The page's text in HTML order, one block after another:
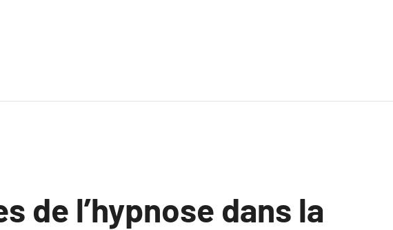
de l’hypnose dans la